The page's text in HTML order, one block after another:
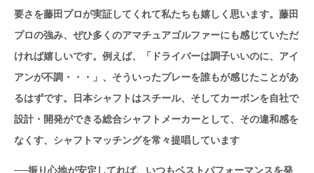
要さを藤田プロが実証してくれて私たちも嬉しく思います。藤田
プロの強み、ぜひ多くのアマチュアゴルファーにも感じていただ
ければ嬉しいです。例えば、「ドライバーは調子いいのに、アイ
アンが不調・・・」、そういったプレーを誰もが感じたことがあ
るはずです。日本シャフトはスチール、そしてカーボンを自社で
設計・開発ができる総合シャフトメーカーとして、その違和感を
なくす、シャフトマッチングを常々提唱しています
──振り心地が安定してれば、いつもベストパフォーマンスを発